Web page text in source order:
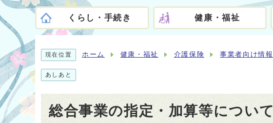
くらし・手続き 健康・福祉
現在位置 ホーム 健康・福祉 介護保険 事業者向け情報
あしあと
総合事業の指定・加算等について